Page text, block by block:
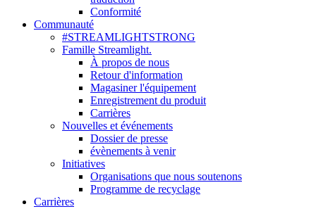
Conformité
Communauté
#STREAMLIGHTSTRONG
Famille Streamlight.
À propos de nous
Retour d'information
Magasiner l'équipement
Enregistrement du produit
Carrières
Nouvelles et événements
Dossier de presse
évènements à venir
Initiatives
Organisations que nous soutenons
Programme de recyclage
Carrières